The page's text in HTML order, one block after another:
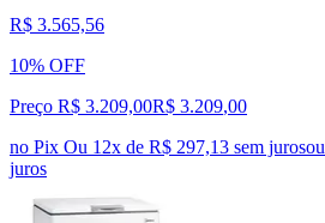
R$ 3.565,56
10% OFF
Preço R$ 3.209,00R$ 3.209,00
no Pix Ou 12x de R$ 297,13 sem jurosou
juros